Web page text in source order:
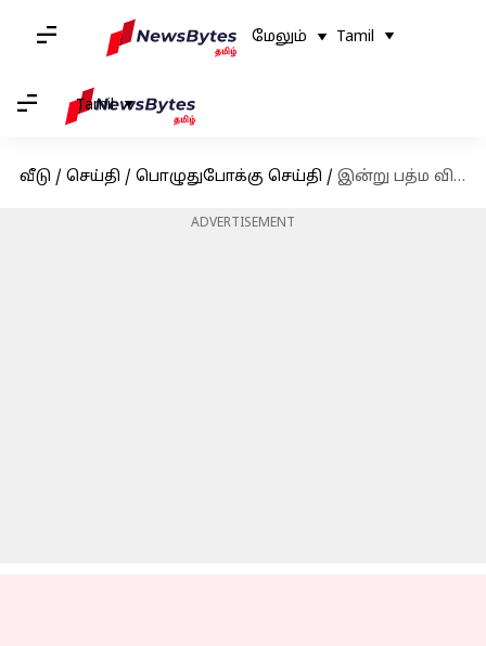
மேலும் Tamil
Tamil
வீடு / செய்தி / பொழுதுபோக்கு செய்தி / இன்று பத்ம விருதுகள் வழங்கல்: நடிகர் மம்மூட்டி, ஆர். மாதவன், மறைந்த தர்மேந்திராவுக்கு உயரிய விருதுகள்
ADVERTISEMENT